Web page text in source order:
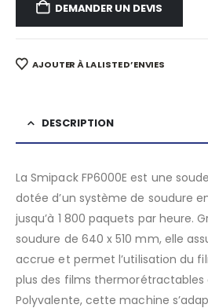
DEMANDER UN DEVIS
AJOUTER À LA LISTE D’ENVIES
DESCRIPTION
La Smipack FP6000E est une
dotée d’un système de soudure
jusqu’à 1 800 paquets par heure.
soudure de 640 x 510 mm, elle
accrue et permet l’utilisation du
plus des films thermorétractables
Polyvalente, cette machine